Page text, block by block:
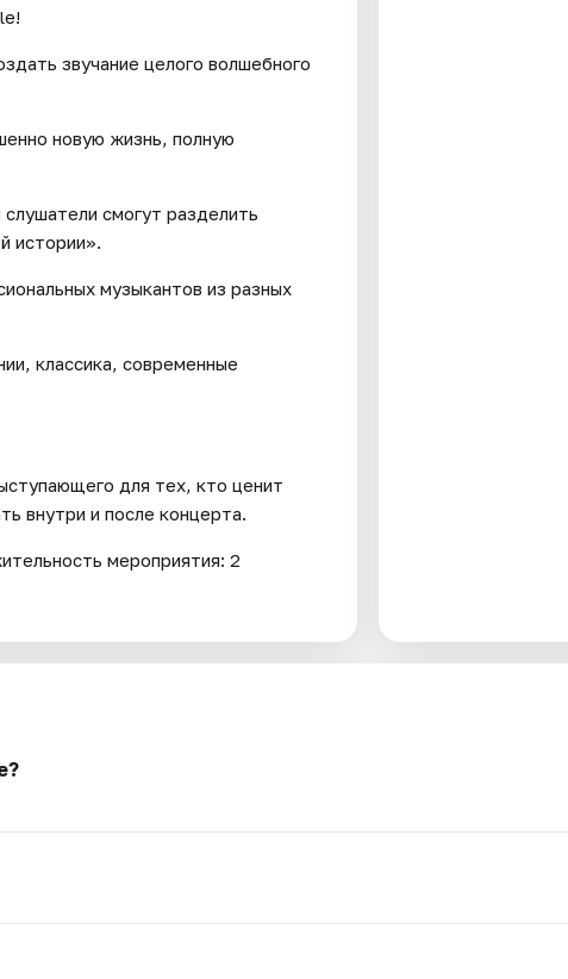
звучание целого волшебного
новую жизнь, полную
смогут разделить
истории».
музыкантов из разных
классика, современные
для тех, кто ценит
внутри и после концерта.
мероприятия: 2